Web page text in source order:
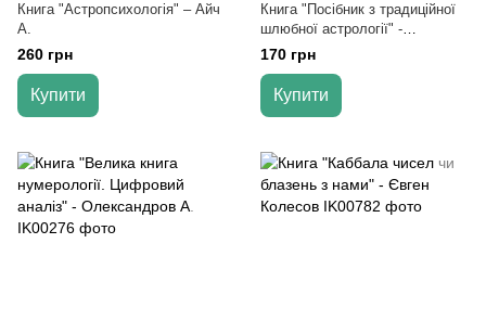
Книга "Астропсихологія" – Айч
А.
260 грн
Купити
Книга "Посібник з традиційної
шлюбної астрології" -
Олександр Афонін
170 грн
Купити